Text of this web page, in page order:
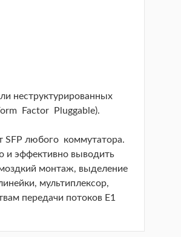
неструктурированных
Factor Pluggable).
SFP любого коммутатора.
и эффективно выводить
монтаж, выделение
мультиплексор,
передачи потоков Е1